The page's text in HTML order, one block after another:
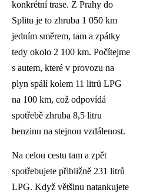
konkrétní trase. Z Prahy do
Splitu je to zhruba 1 050 km
jedním směrem, tam a zpátky
tedy okolo 2 100 km. Počítejme
s autem, které v provozu na
plyn spálí kolem 11 litrů LPG
na 100 km, což odpovídá
spotřebě zhruba 8,5 litru
benzinu na stejnou vzdálenost.
Na celou cestu tam a zpět
spotřebujete přibližně 231 litrů
LPG. Když většinu natankujete